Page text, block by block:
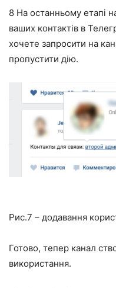
8 На останньому етапі
ваших контактів в
хочете запросити на
пропустити дію.
Рис.7 – додавання
Готово, тепер канал
використання.